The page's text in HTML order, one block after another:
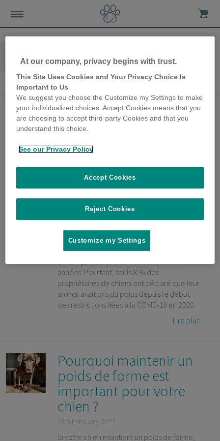
Santé & comportement du chien
Santé & comportement du chien
Votre chien fait-il
vraiment suffisamment
d'exercice ?
Très souvent, les propriétaires d'animaux ne
animal bien que les vétérinaires en soient
de plus en plus témoins. Au Royaume-Uni,
par exemple, PDSA a découvert dans une
étude récente* que 78 % des vétérinaires
interrogés ont confirmé une augmentation
de l'obésité chez les animaux de
compagnie au cours des deux dernières
années. Pourtant, seuls 8 % des
propriétaires de chiens ont déclaré que leur
animal avait pris du poids depuis le début
des restrictions liées à la COVID-19 en 2020.
Lire plus
Pourquoi maintenir un
poids de forme est
important pour votre
chien ?
25th February 2019
Si votre chien maintient un poids de forme,
At our company, privacy begins with trust.
This Site Uses Cookies and Your Privacy Choice Is
Important to Us
We suggest you choose the Customize my Settings to make
your individualized choices. Accept Cookies means that you
are choosing to accept third-party Cookies and that you
understand this choice.
See our Privacy Policy
Reject Cookies
Accept Cookies
Customize my Settings